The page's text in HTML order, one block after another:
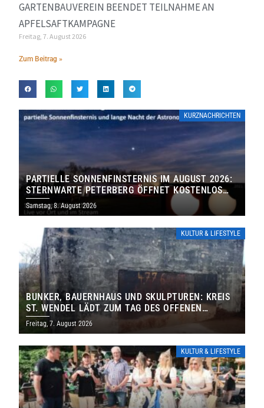
GARTENBAUVEREIN BEENDET TEILNAHME AN
APFELSAFTKAMPAGNE
Freitag, 7. August 2026
Zum Beitrag »
KURZNACHRICHTEN
PARTIELLE SONNENFINSTERNIS IM AUGUST 2026:
STERNWARTE PETERBERG ÖFFNET KOSTENLOS
IHRE TORE
Samstag, 8. August 2026
KULTUR & LIFESTYLE
BUNKER, BAUERNHAUS UND SKULPTUREN: KREIS
ST. WENDEL LÄDT ZUM TAG DES OFFENEN
DENKMALS EIN
Freitag, 7. August 2026
KULTUR & LIFESTYLE